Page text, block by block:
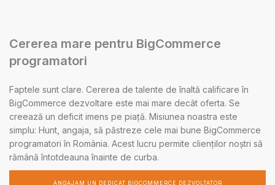
Cererea mare pentru BigCommerce
programatori
Faptele sunt clare. Cererea de talente de înaltă calificare în
BigCommerce dezvoltare este mai mare decât oferta. Se
creează un deficit imens pe piață. Misiunea noastra este
simplu: Hunt, angaja, să păstreze cele mai bune BigCommerce
programatori în România. Acest lucru permite clienților noștri să
rămână întotdeauna înainte de curba.
ANGAJAM UN DEDICAT BIGCOMMERCE DEZVOLTATOR